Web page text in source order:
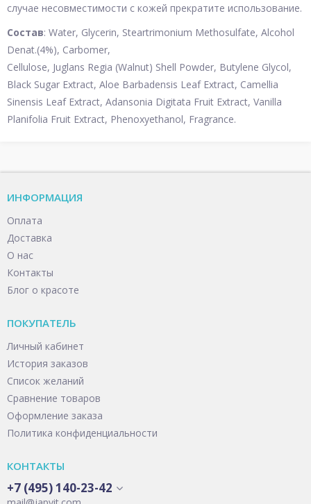
случае несовместимости с кожей прекратите использование.
Состав: Water, Glycerin, Steartrimonium Methosulfate, Alcohol
Denat.(4%), Carbomer,
Cellulose, Juglans Regia (Walnut) Shell Powder, Butylene Glycol,
Black Sugar Extract, Aloe Barbadensis Leaf Extract, Camellia
Sinensis Leaf Extract, Adansonia Digitata Fruit Extract, Vanilla
Planifolia Fruit Extract, Phenoxyethanol, Fragrance.
ИНФОРМАЦИЯ
Оплата
Доставка
О нас
Контакты
Блог о красоте
ПОКУПАТЕЛЬ
Личный кабинет
История заказов
Список желаний
Сравнение товаров
Оформление заказа
Политика конфиденциальности
КОНТАКТЫ
+7 (495) 140-23-42